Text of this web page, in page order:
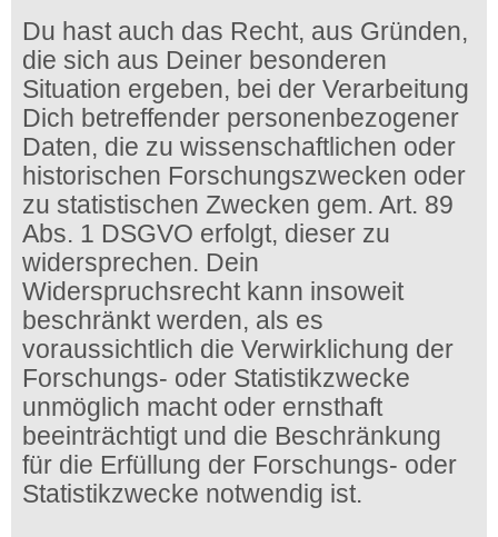
Du hast auch das Recht, aus Gründen,
die sich aus Deiner besonderen
Situation ergeben, bei der Verarbeitung
Dich betreffender personenbezogener
Daten, die zu wissenschaftlichen oder
historischen Forschungszwecken oder
zu statistischen Zwecken gem. Art. 89
Abs. 1 DSGVO erfolgt, dieser zu
widersprechen. Dein
Widerspruchsrecht kann insoweit
beschränkt werden, als es
voraussichtlich die Verwirklichung der
Forschungs- oder Statistikzwecke
unmöglich macht oder ernsthaft
beeinträchtigt und die Beschränkung
für die Erfüllung der Forschungs- oder
Statistikzwecke notwendig ist.